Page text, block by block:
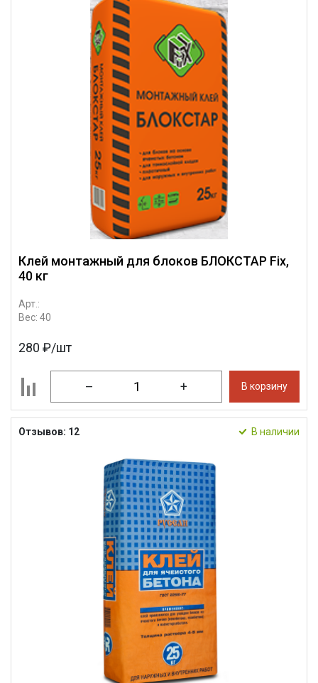
Клей монтажный для блоков БЛОКСТАР Fix,
40 кг
Арт.:
Вес: 40
280 ₽/шт
– + В корзину
Отзывов: 12 В наличии